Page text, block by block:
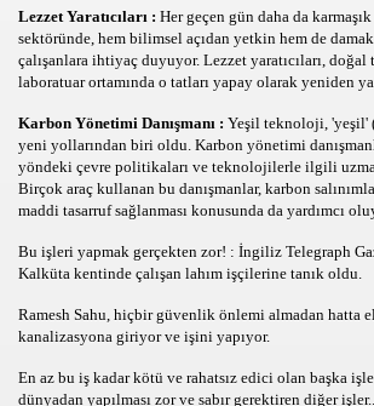
Lezzet Yaratıcıları : Her geçen gün daha da
sektöründe, hem bilimsel açıdan yetkin hem de
çalışanlara ihtiyaç duyuyor. Lezzet yaratıcıları, doğal
laboratuar ortamında o tatları yapay olarak yeniden
Karbon Yönetimi Danışmanı : Yeşil teknoloji, 'yeşil'
yeni yollarından biri oldu. Karbon yönetimi
yöndeki çevre politikaları ve teknolojilerle ilgili
Birçok araç kullanan bu danışmanlar, karbon
maddi tasarruf sağlanması konusunda da yardımcı
Bu işleri yapmak gerçekten zor! : İngiliz Telegraph
Kalküta kentinde çalışan lahım işçilerine tanık oldu.
Ramesh Sahu, hiçbir güvenlik önlemi almadan hatta
kanalizasyona giriyor ve işini yapıyor.
En az bu iş kadar kötü ve rahatsız edici olan başka
dünyadan yapılması zor ve sabır gerektiren diğer
Memnuniyeti mi?